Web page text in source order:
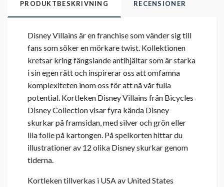
PRODUKTBESKRIVNING RECENSIONER
Disney Villains är en franchise som vänder sig till
fans som söker en mörkare twist. Kollektionen
kretsar kring fängslande antihjältar som är starka
i sin egen rätt och inspirerar oss att omfamna
komplexiteten inom oss för att nå vår fulla
potential. Kortleken Disney Villains från Bicycles
Disney Collection visar fyra kända Disney
skurkar på framsidan, med silver och grön eller
lila folie på kartongen. På spelkorten hittar du
illustrationer av 12 olika Disney skurkar genom
tiderna.
Kortleken tillverkas i USA av United States